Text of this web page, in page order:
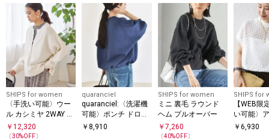
SHIPS for women
〈手洗い可能〉ウー
ル カシミヤ 2WAY プ
ルオーバー
￥ 12,320
〔30%OFF〕
quaranciel
quaranciel:〈洗濯機
可能〉ポンチ ドロス
ト ルーズ プルオーバ
￥8,910
SHIPS for women
ミニ 裏毛 ラウンド
ヘム プルオーバー
￥ 7,260
〔40%OFF〕
SHIPS for
【WEB限
い可能〉
クルーネ
￥6,930